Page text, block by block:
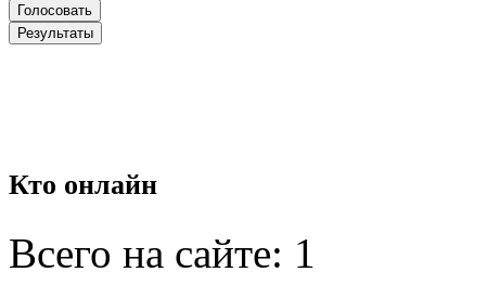
Кто онлайн
Всего на сайте: 1